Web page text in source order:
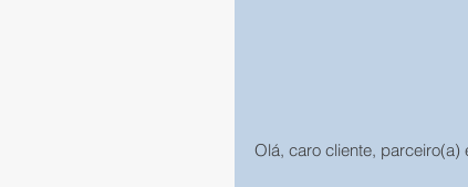
Olá, caro cliente, parceiro(a)